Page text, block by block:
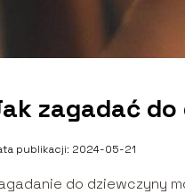
zagadać
publikacji: 2024-05-21
do dziewczyny